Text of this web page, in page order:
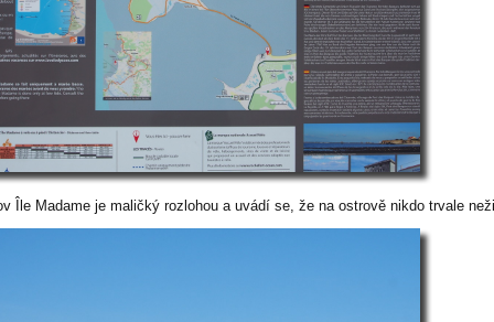
Île Madame je maličký rozlohou a uvádí se, že na ostrově nikdo trvale